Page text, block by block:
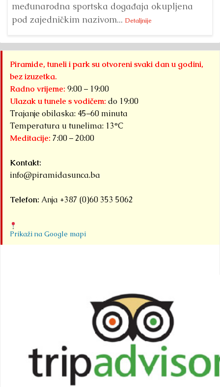
međunarodna sportska događaja okupljena
pod zajedničkim nazivom... Detaljnije
Piramide, tuneli i park su otvoreni svaki dan u godini,
bez izuzetka.
Radno vrijeme: 9:00 – 19:00
Ulazak u tunele s vodičem: do 19:00
Trajanje obilaska: 45–60 minuta
Temperatura u tunelima: 13°C
Meditacije: 7:00 – 20:00
Kontakt:
info@piramidasunca.ba
Telefon: Anja +387 (0)60 353 5062
Prikaži na Google mapi